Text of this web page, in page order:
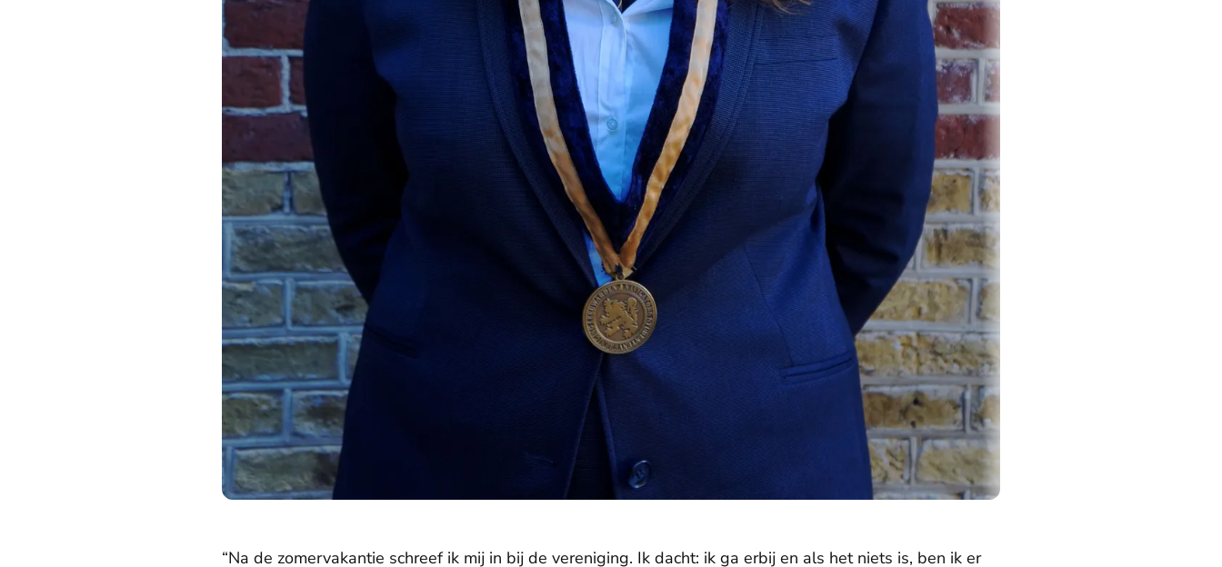
“Na de zomervakantie schreef ik mij in bij de vereniging. Ik dacht: ik ga erbij en als het niets is, ben ik er